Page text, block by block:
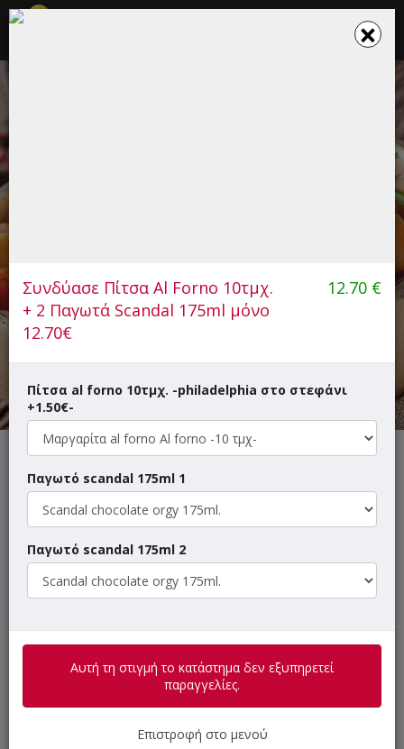
☰
6.00+
30'
Υψηλάντου 1, Κομοτηνή
Αυτή τη στιγμή το κατάστημα δεν εξυπηρετεί παραγγελίες.
Τα μαγειρευτά myCOOK περιλαμβάνουν
λαχταριστές σπιτικές συνταγές. Τα προϊόντα
μας είναι προμαγειρεμένα και κατεψυγμένα
για πιο υγιεινό και ασφαλή τρόπο
συντήρησης. Καλή απόλαυση!
×
Συνδύασε Πίτσα Al Forno 10τμχ.
+ 2 Παγωτά Scandal 175ml μόνο
12.70€
12.70 €
Πίτσα al forno 10τμχ. -philadelphia στο στεφάνι
+1.50€-
Παγωτό scandal 175ml 1
Παγωτό scandal 175ml 2
Αυτή τη στιγμή το κατάστημα δεν εξυπηρετεί
παραγγελίες.
Επιστροφή στο μενού
×